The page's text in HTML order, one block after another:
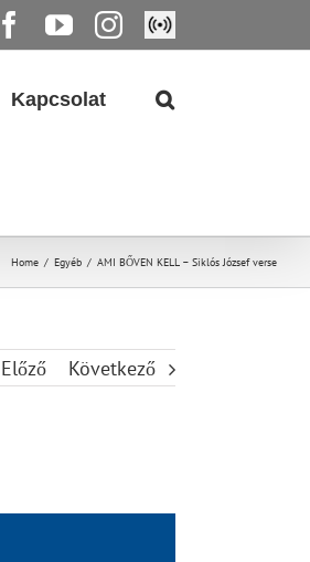
Facebook
YouTube
Instagram
Élő
közvetítés
Kapcsolat
Home / Egyéb / AMI BŐVEN KELL – Siklós József verse
Előző Következő